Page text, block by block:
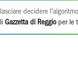
decidere
Gazzetta di Reggioper le